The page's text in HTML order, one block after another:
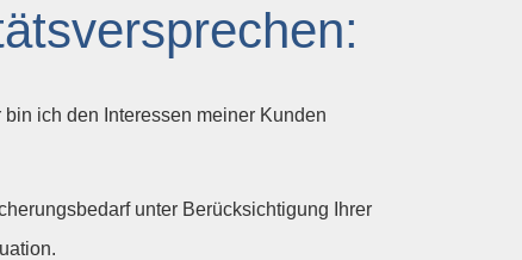
ich den Interessen meiner Kunden
unter Berücksichtigung Ihrer